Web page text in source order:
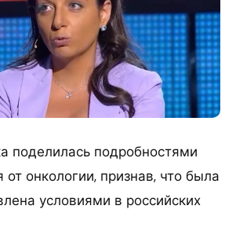
поделилась подробностями
от онкологии, признав, что была
условиями в российских